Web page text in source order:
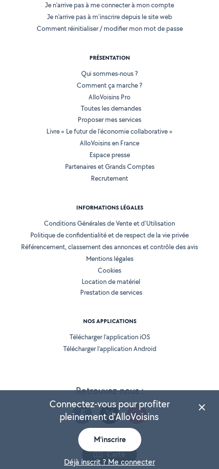
Carte
Retrouvez-nous :
Je n'arrive pas à me connecter à mon compte
Je n'arrive pas à m'inscrire depuis le site web
Comment réinitialiser / modifier mon mot de passe
PRÉSENTATION
Qui sommes-nous ?
Comment ça marche ?
AlloVoisins Pro
Toutes les demandes
Proposer mes services
Livre « Le futur de l'économie collaborative »
AlloVoisins en France
Espace presse
Partenaires et Grands Comptes
Recrutement
INFORMATIONS LÉGALES
Conditions Générales de Vente et d'Utilisation
Politique de confidentialité et de respect de la vie privée
Référencement, classement des annonces et contrôle des avis
Mentions légales
Cookies
Location de matériel
Prestation de services
NOS APPLICATIONS
Télécharger l’application iOS
Télécharger l’application Android
Connectez-vous pour profiter
pleinement d'AlloVoisins
M'inscrire
Déjà inscrit ? Me connecter